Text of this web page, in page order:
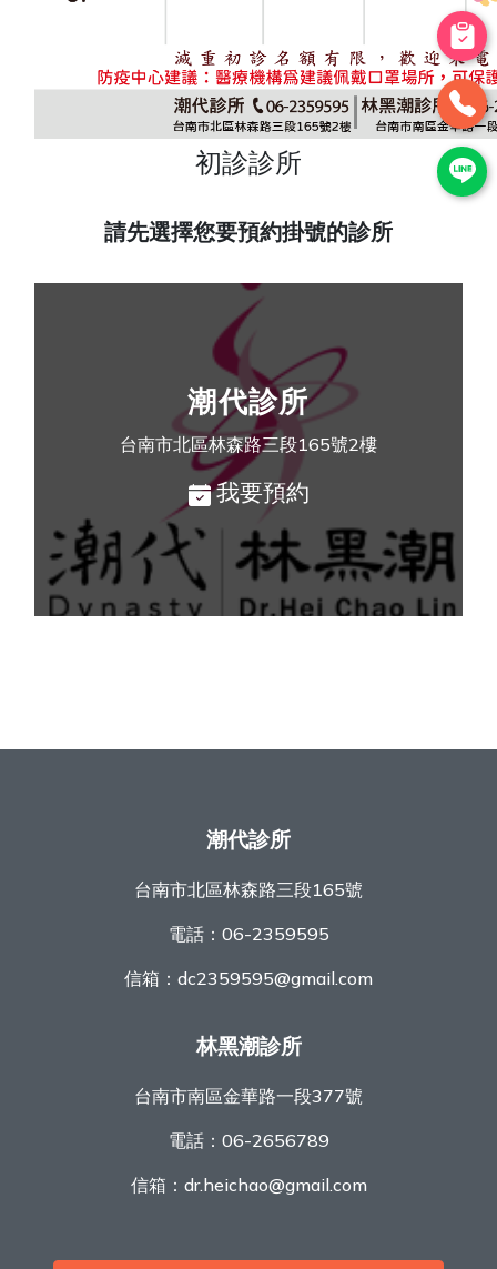
初診診所
請先選擇您要預約掛號的診所
潮代診所
台南市北區林森路三段165號2樓
我要預約
潮代診所
台南市北區林森路三段165號
電話： 06-2359595
信箱： dc2359595@gmail.com
林黑潮診所
台南市南區金華路一段377號
電話： 06-2656789
信箱： dr.heichao@gmail.com